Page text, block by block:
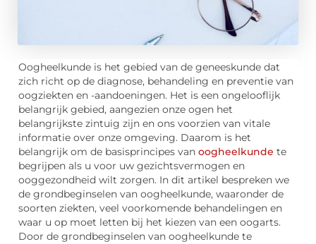
Oogheelkunde is het gebied van de geneeskunde dat
zich richt op de diagnose, behandeling en preventie van
oogziekten en -aandoeningen. Het is een ongelooflijk
belangrijk gebied, aangezien onze ogen het
belangrijkste zintuig zijn en ons voorzien van vitale
informatie over onze omgeving. Daarom is het
belangrijk om de basisprincipes van oogheelkunde te
begrijpen als u voor uw gezichtsvermogen en
ooggezondheid wilt zorgen. In dit artikel bespreken we
de grondbeginselen van oogheelkunde, waaronder de
soorten ziekten, veel voorkomende behandelingen en
waar u op moet letten bij het kiezen van een oogarts.
Door de grondbeginselen van oogheelkunde te